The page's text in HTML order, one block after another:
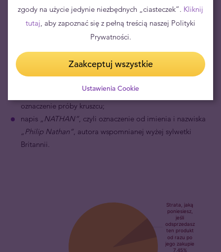
wpływem zmiany kąta patrzenia zmienia się w trójząb;
mikronapis„DECUS ET TUTAMENT”– według różnych
„Ozdoba i zabezpieczenie”
obrona”;
uncji czystego złota 999.9”, czyli waga produktu i
oznaczenie próby kruszcu;
napis „NATHAN”, czyli oznaczenie od imienia i nazwiska
„Philip Nathan”, autora wspomnianej wyżej sylwetki
Britannii.
zgody na użycie jedynie niezbędnych „ciasteczek”. Kliknij
tutaj, aby zapoznać się z pełną treścią naszej Polityki
Prywatności.
Zaakceptuj wszystkie
Ustawienia Cookie